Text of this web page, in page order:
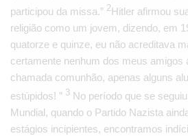
participou da missa.” 2Hitler afirmou
religião como um jovem, dizendo, em
quatorze e quinze, eu não acreditava
certamente nenhum dos meus amigos
chamada comunhão, apenas alguns
estúpidos! ” 3 No período que se
Mundial, quando o Partido Nazista
estágios incipientes, encontramos